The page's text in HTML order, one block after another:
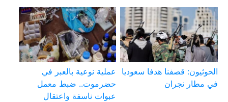
الحوثيون: قصفنا هدفا سعوديا
في مطار نجران
عملية نوعية بالعبر في
حضرموت.. ضبط معمل
عبوات ناسفة واعتقال